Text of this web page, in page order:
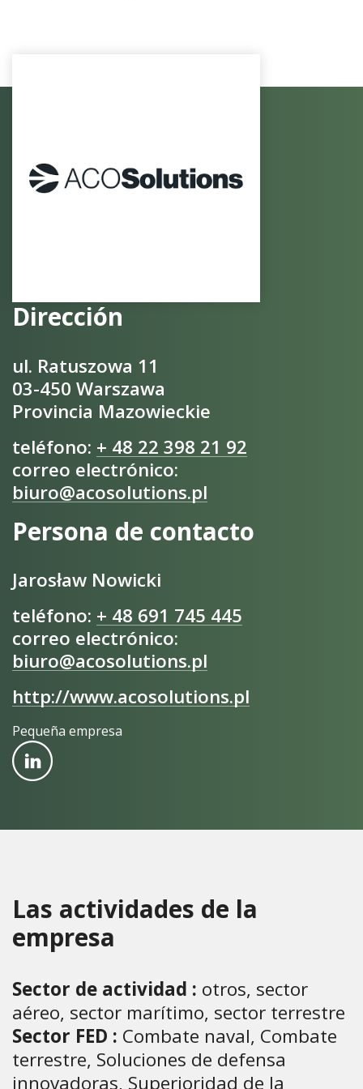
Dirección
ul. Ratuszowa 11
03-450 Warszawa
Provincia Mazowieckie
teléfono: + 48 22 398 21 92
correo electrónico:
biuro@acosolutions.pl
Persona de contacto
Jarosław Nowicki
teléfono: + 48 691 745 445
correo electrónico:
biuro@acosolutions.pl
http://www.acosolutions.pl
Pequeña empresa
Las actividades de la
empresa
Sector de actividad : otros, sector
aéreo, sector marítimo, sector terrestre
Sector FED : Combate naval, Combate
terrestre, Soluciones de defensa
innovadoras, Superioridad de la